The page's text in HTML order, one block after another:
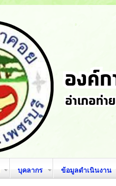
บุคลากร ข้อมูลดำเนินงาน